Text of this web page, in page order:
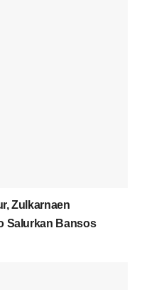
Zulkarnaen
Salurkan Bansos